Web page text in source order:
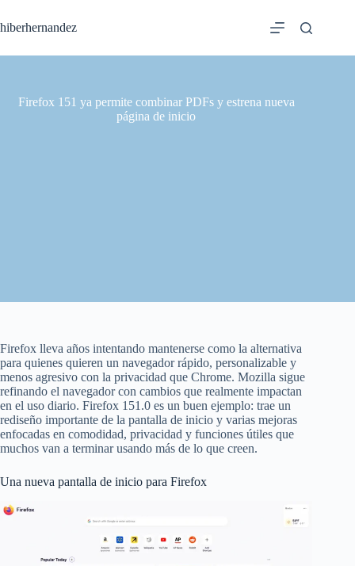
al
contenido
hiberhernandez
Firefox 151 ya permite combinar PDFs y estrena nueva
página de inicio
Firefox lleva años intentando mantenerse como la alternativa
para quienes quieren un navegador rápido, personalizable y
menos agresivo con la privacidad que Chrome. Mozilla sigue
refinando el navegador con cambios que realmente impactan
en el uso diario. Firefox 151.0 es un buen ejemplo: trae un
rediseño importante de la pantalla de inicio y varias mejoras
enfocadas en comodidad, privacidad y funciones útiles que
muchos van a terminar usando más de lo que creen.
Una nueva pantalla de inicio para Firefox